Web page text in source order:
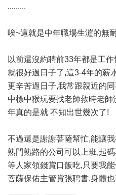
.........
唉~這就是中年職場生漄的無
以前還沒約聘前33年都是工
就很好過日子了,這3-4年的薪
更辛苦過日子,我常跟親近的
中標中猴玩要找老師救時老
年真的是就 不知出世幾次了!
不過還是謝謝菩薩幫忙,能讓
熟門熟路的公司可以上班,起
等人家領錢賞口飯吃,只要我
菩薩保佑主管賞張聘書,身體